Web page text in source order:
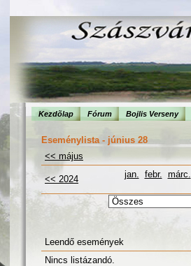
Kezdõlap Fórum Bojlis Verseny
Eseménylista - június 28
<< május
<< 2024 jan. febr. márc.
Leendő események
Nincs listázandó.